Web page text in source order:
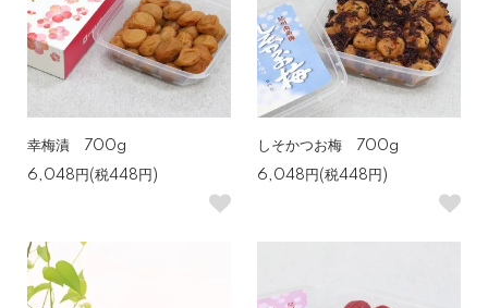
幸梅漬 700g
6,048円(税448円)
しそかつお梅 700g
6,048円(税448円)